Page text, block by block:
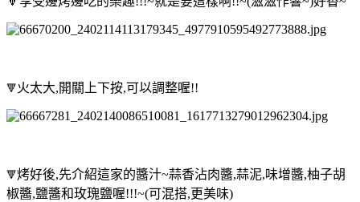
🔻火太大,開關上下按,可以調整喔!!
🔻烤好後,先介紹這家的醬汁~蒜香沾肉醬,蒜泥,味增醬,柚子胡
椒醬,鹽醬和玫瑰鹽喔!!!~(可混搭,更美味)